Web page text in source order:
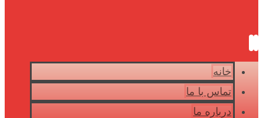
خانه
تماس با ما
درباره ما